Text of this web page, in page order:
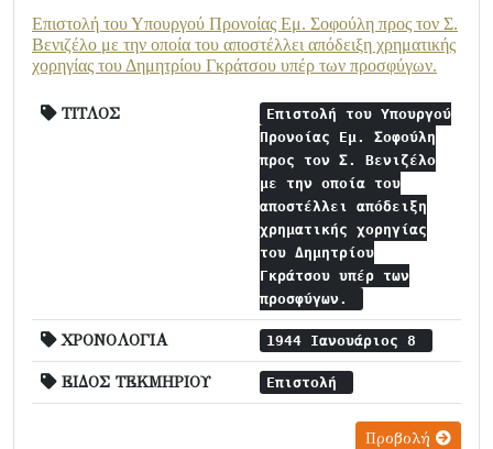
Επιστολή του Υπουργού Προνοίας Εμ. Σοφούλη προς τον Σ.
Βενιζέλο με την οποία του αποστέλλει απόδειξη χρηματικής
χορηγίας του Δημητρίου Γκράτσου υπέρ των προσφύγων.
ΤΙΤΛΟΣ
Επιστολή του Υπουργού
Προνοίας Εμ. Σοφούλη
προς τον Σ. Βενιζέλο
με την οποία του
αποστέλλει απόδειξη
χρηματικής χορηγίας
του Δημητρίου
Γκράτσου υπέρ των
προσφύγων.
ΧΡΟΝΟΛΟΓΙΑ 1944 Ιανουάριος 8
ΕΙΔΟΣ ΤΕΚΜΗΡΙΟΥ Επιστολή
Προβολή